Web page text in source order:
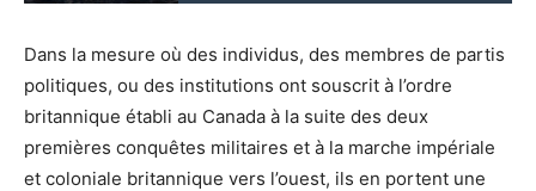
Dans la mesure où des individus, des membres de partis
politiques, ou des institutions ont souscrit à l’ordre
britannique établi au Canada à la suite des deux
premières conquêtes militaires et à la marche impériale
et coloniale britannique vers l’ouest, ils en portent une